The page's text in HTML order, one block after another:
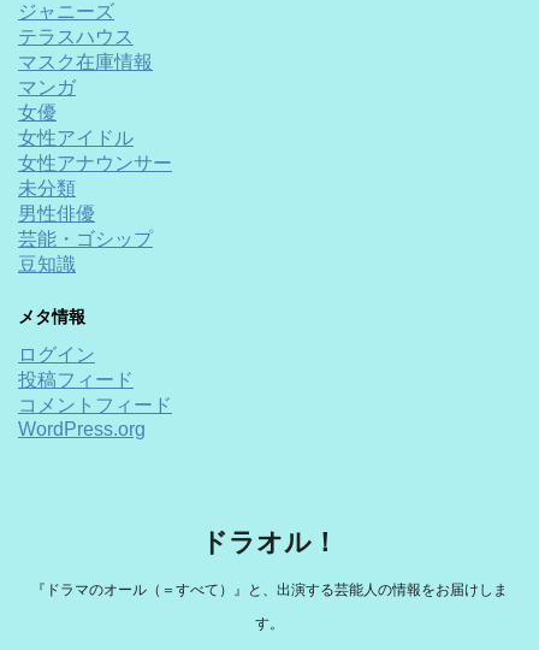
ジャニーズ
テラスハウス
マスク在庫情報
マンガ
女優
女性アイドル
女性アナウンサー
未分類
男性俳優
芸能・ゴシップ
豆知識
メタ情報
ログイン
投稿フィード
コメントフィード
WordPress.org
ドラオル！
『ドラマのオール（＝すべて）』と、出演する芸能人の情報をお届けしま
す。